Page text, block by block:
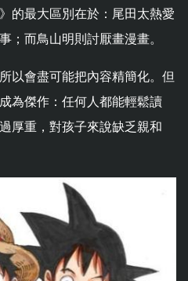
的最大區別在於：尾田太熱愛
；而鳥山明則討厭畫漫畫。
以會盡可能把內容精簡化。但
為傑作：任何人都能輕鬆讀
厚重，對孩子來說缺乏親和